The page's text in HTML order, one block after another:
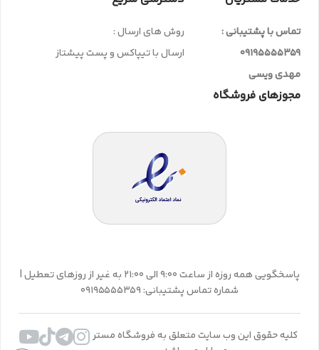
تماس با پشتیبانی :
09195555359
مهدی ویسی
روش های ارسال :
ارسال با تیپاکس و پست پیشتاز
مجوزهای فروشگاه
پاسخگویی همه روزه از ساعت 9:00 الی 21:00 به غیر از روزهای تعطیل |
شماره تماس پشتیبانی: 09195555359
کلیه حقوق این وب سایت متعلق به فروشگاه مستر